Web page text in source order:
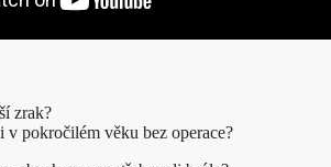
zrak?
v pokročilém věku bez operace?